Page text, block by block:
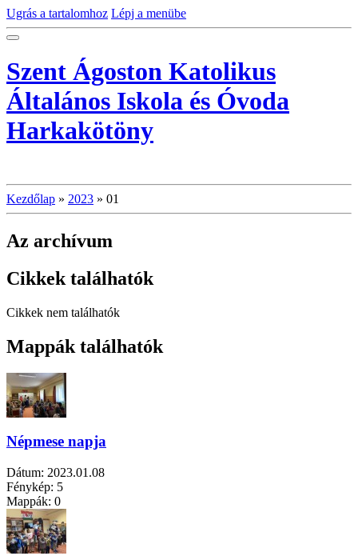
Ugrás a tartalomhoz Lépj a menübe
Szent Ágoston Katolikus
Általános Iskola és Óvoda
Harkakötöny
Kezdőlap » 2023 » 01
Az archívum
Cikkek találhatók
Cikkek nem találhatók
Mappák találhatók
Népmese napja
Dátum: 2023.01.08
Fénykép: 5
Mappák: 0